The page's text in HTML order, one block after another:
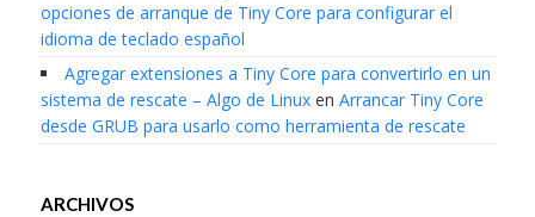
opciones de arranque de Tiny Core para configurar el
idioma de teclado español
Agregar extensiones a Tiny Core para convertirlo en un
sistema de rescate – Algo de Linuxen Arrancar Tiny Core
desde GRUB para usarlo como herramienta de rescate
ARCHIVOS